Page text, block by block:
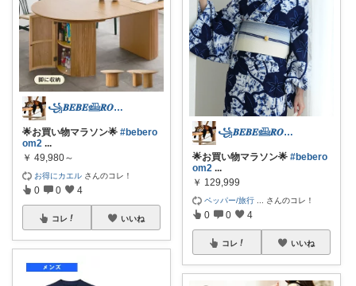
꧁𝑩𝑬𝑩𝑬𓊝𝑹𝑶𝑶𝑴꧂
🌟お買い物マラソン🌟 #bebero
om2 ...
￥ 49,980～
お得にカエル さんのコレ！
0 0 4
コレ いいね
꧁𝑩𝑬𝑩𝑬𓊝𝑹𝑶𝑶𝑴꧂
🌟お買い物マラソン🌟 #bebero
om2 ...
￥ 129,999
ペッパー/旅行 さんのコレ！
0 0 4
コレ いいね